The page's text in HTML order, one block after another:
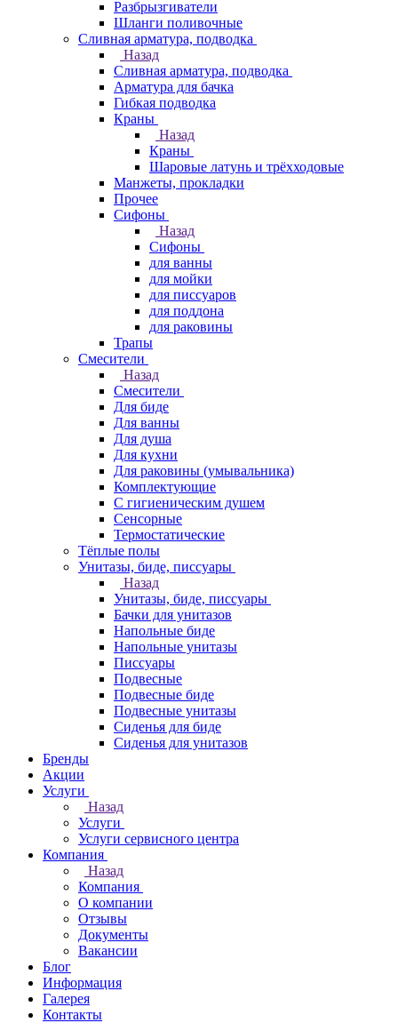
Разбрызгиватели
Шланги поливочные
Сливная арматура, подводка
Назад
Сливная арматура, подводка
Арматура для бачка
Гибкая подводка
Краны
Назад
Краны
Шаровые латунь и трёхходовые
Манжеты, прокладки
Прочее
Сифоны
Назад
Сифоны
для ванны
для мойки
для писсуаров
для поддона
для раковины
Трапы
Смесители
Назад
Смесители
Для биде
Для ванны
Для душа
Для кухни
Для раковины (умывальника)
Комплектующие
С гигиеническим душем
Сенсорные
Термостатические
Тёплые полы
Унитазы, биде, писсуары
Назад
Унитазы, биде, писсуары
Бачки для унитазов
Напольные биде
Напольные унитазы
Писсуары
Подвесные
Подвесные биде
Подвесные унитазы
Сиденья для биде
Сиденья для унитазов
Бренды
Акции
Услуги
Назад
Услуги
Услуги сервисного центра
Компания
Назад
Компания
О компании
Отзывы
Документы
Вакансии
Блог
Информация
Галерея
Контакты